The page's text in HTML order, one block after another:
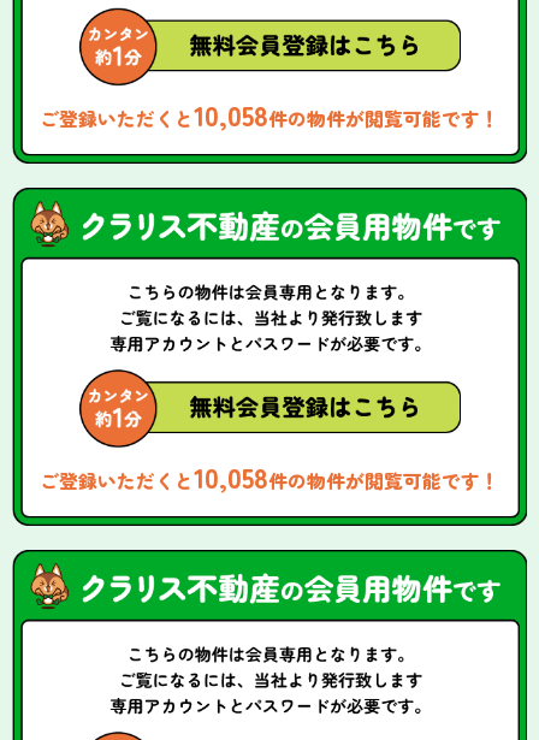
ご登録いただくと10,058件の物件が閲覧可能です！
ご登録いただくと10,058件の物件が閲覧可能です！